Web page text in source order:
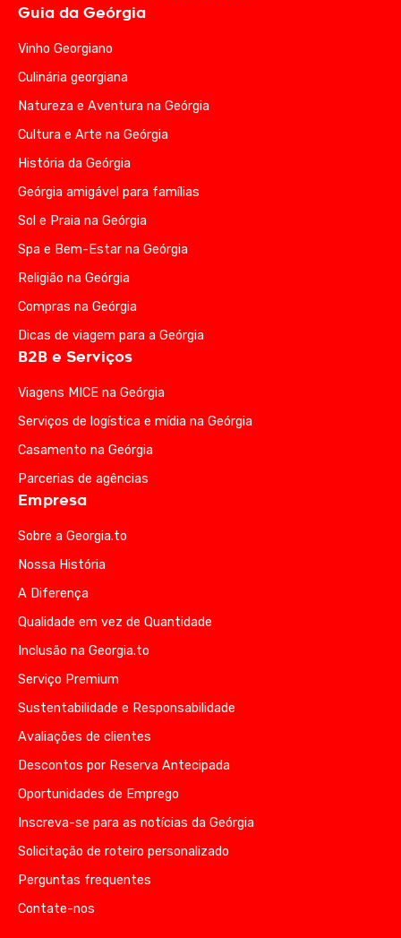
Guia da Geórgia
Vinho Georgiano
Culinária georgiana
Natureza e Aventura na Geórgia
Cultura e Arte na Geórgia
História da Geórgia
Geórgia amigável para famílias
Sol e Praia na Geórgia
Spa e Bem-Estar na Geórgia
Religião na Geórgia
Compras na Geórgia
Dicas de viagem para a Geórgia
B2B e Serviços
Viagens MICE na Geórgia
Serviços de logística e mídia na Geórgia
Casamento na Geórgia
Parcerias de agências
Empresa
Sobre a Georgia.to
Nossa História
A Diferença
Qualidade em vez de Quantidade
Inclusão na Georgia.to
Serviço Premium
Sustentabilidade e Responsabilidade
Avaliações de clientes
Descontos por Reserva Antecipada
Oportunidades de Emprego
Inscreva-se para as notícias da Geórgia
Solicitação de roteiro personalizado
Perguntas frequentes
Contate-nos